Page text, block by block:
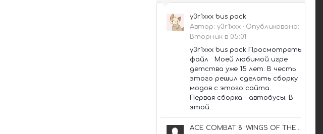
y3r1xxx bus pack
Автор: y3r1xxx · Опубликовано:
Вторник в 05:01
y3r1xxx bus pack Просмотреть
файл Моей любимой игре
детства уже 15 лет. В честь
этого решил сделать сборку
модов с этого сайта.
Первая сборка - автобусы. В
этой...
ACE COMBAT 8: WINGS OF THEVE — доступен предзаказ!